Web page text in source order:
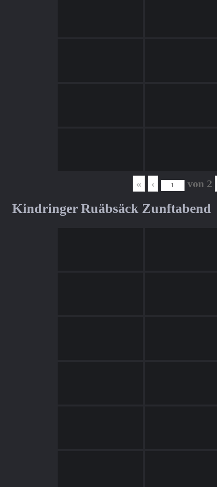
« ‹ von 2
Kindringer Ruäbsäck Zunftabend